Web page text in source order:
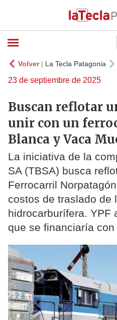
Volver| La Tecla Patagonia
23 de septiembre de 2025
Buscan reflotar
unir con un
Blanca y Vaca
La iniciativa de la
SA (TBSA) busca
Ferrocarril
costos de traslado de
hidrocarburífera. YPF
que se financiaría